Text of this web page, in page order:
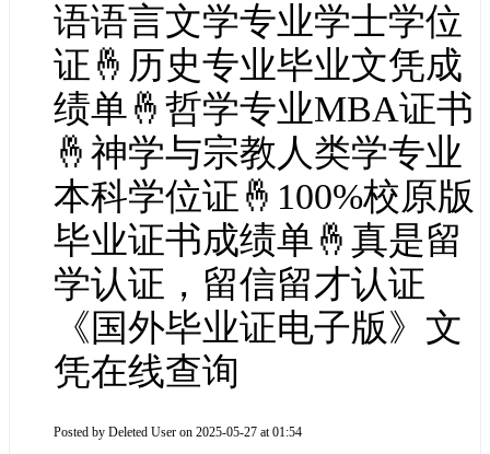
语语言文学专业学士学位
证🤞历史专业毕业文凭成
绩单🤞哲学专业MBA证书
🤞神学与宗教人类学专业
本科学位证🤞100%校原版
毕业证书成绩单🤞真是留
学认证，留信留才认证
《国外毕业证电子版》文
凭在线查询
Posted by Deleted User on 2025-05-27 at 01:54